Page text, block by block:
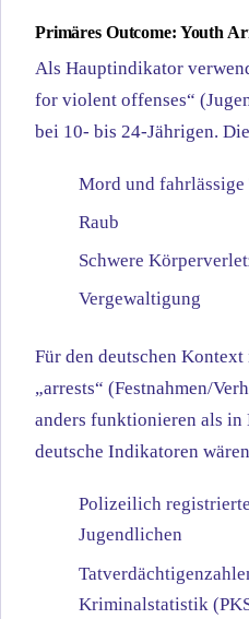
Primäres Outcome: Youth
Als Hauptindikator
for violent offenses“
bei 10- bis 24-Jährigen.
Mord und fahrlässige
Raub
Schwere
Vergewaltigung
Für den deutschen
„arrests“ (Festnahmen/
anders funktionieren als in
deutsche Indikatoren
Polizeilich
Jugendlichen
Kriminalstatistik